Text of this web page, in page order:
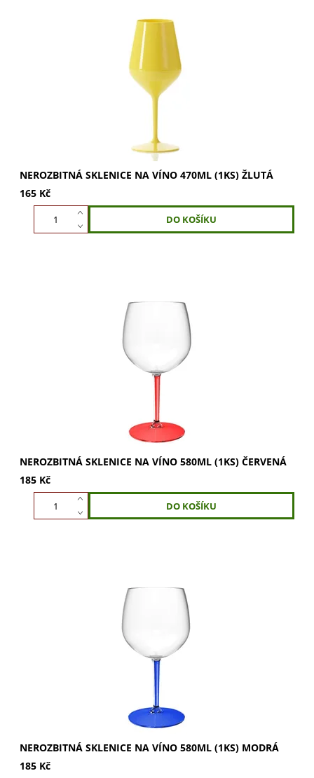
Nerozbitná sklenice na víno 470ml v zářivé žluté. Ideální
na víno i šampaňské. Vychutnejte si plné aroma a krása
bublinek. Odolná a stylová. Kupte...
NEROZBITNÁ SKLENICE NA VÍNO 470ML (1KS) ŽLUTÁ
165 Kč
Nerozbitná sklenice na víno 580ml červená. Vychutnejte si
plnou chuť a vůni vína. Ideální na víno i šampaňské.
NEROZBITNÁ SKLENICE NA VÍNO 580ML (1KS) ČERVENÁ
185 Kč
Nerozbitná sklenice na víno 580ml v modré barvě.
Vychutnejte si aroma vína plně. Ideální pro víno i
šampaňské. Perfektní pro každý okamžik. Kupte...
NEROZBITNÁ SKLENICE NA VÍNO 580ML (1KS) MODRÁ
185 Kč